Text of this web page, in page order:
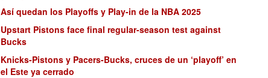
Así quedan los Playoffs y Play-in de la NBA 2025
Upstart Pistons face final regular-season test against
Bucks
Knicks-Pistons y Pacers-Bucks, cruces de un ‘playoff’ en
el Este ya cerrado